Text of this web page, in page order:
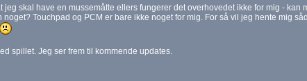
jeg skal have en mussemåtte ellers fungerer det overhovedet ikke for mig - kan
noget? Touchpad og PCM er bare ikke noget for mig. For så vil jeg hente mig
spillet. Jeg ser frem til kommende updates.